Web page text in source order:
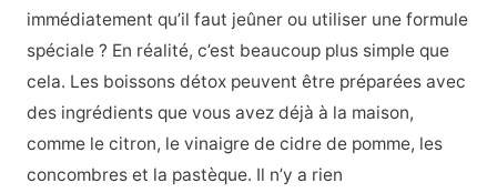
immédiatement qu’il faut jeûner ou utiliser une formule
spéciale ? En réalité, c’est beaucoup plus simple que
cela. Les boissons détox peuvent être préparées avec
des ingrédients que vous avez déjà à la maison,
comme le citron, le vinaigre de cidre de pomme, les
concombres et la pastèque. Il n’y a rien